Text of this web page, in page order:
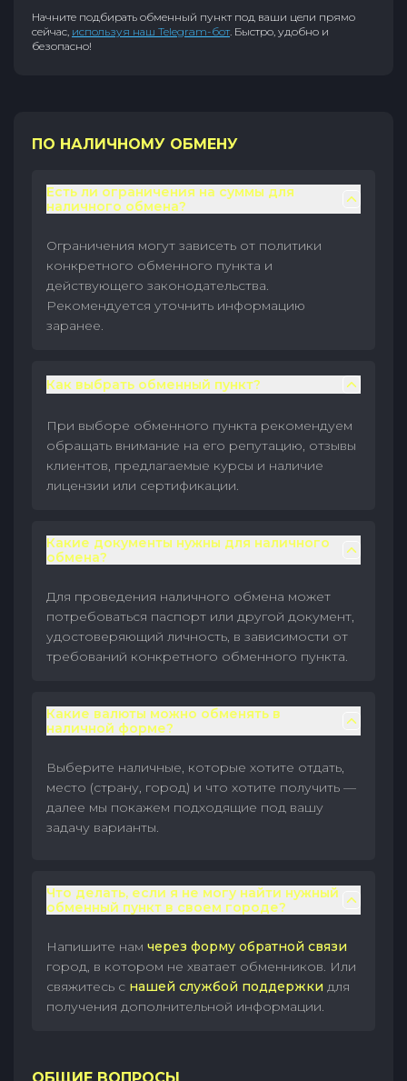
Начните подбирать обменный пункт под ваши цели прямо
сейчас, используя наш Telegram-бот. Быстро, удобно и
безопасно!
ПО НАЛИЧНОМУ ОБМЕНУ
Есть ли ограничения на суммы для
наличного обмена?
Ограничения могут зависеть от политики
конкретного обменного пункта и
действующего законодательства.
Рекомендуется уточнить информацию
заранее.
Как выбрать обменный пункт?
При выборе обменного пункта рекомендуем
обращать внимание на его репутацию, отзывы
клиентов, предлагаемые курсы и наличие
лицензии или сертификации.
Какие документы нужны для наличного
обмена?
Для проведения наличного обмена может
потребоваться паспорт или другой документ,
удостоверяющий личность, в зависимости от
требований конкретного обменного пункта.
Какие валюты можно обменять в
наличной форме?
Выберите наличные, которые хотите отдать,
место (страну, город) и что хотите получить —
далее мы покажем подходящие под вашу
задачу варианты.
Что делать, если я не могу найти нужный
обменный пункт в своем городе?
Напишите нам через форму обратной связи
город, в котором не хватает обменников. Или
свяжитесь с нашей службой поддержки для
получения дополнительной информации.